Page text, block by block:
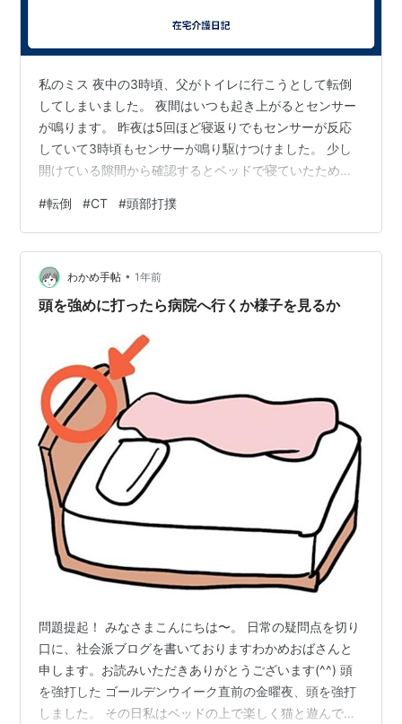
私のミス 夜中の3時頃、父がトイレに行こうとして転倒
してしまいました。 夜間はいつも起き上がるとセンサー
が鳴ります。 昨夜は5回ほど寝返りでもセンサーが反応
していて3時頃もセンサーが鳴り駆けつけました。 少し
開けている隙間から確認するとベッドで寝ていたため安
た。 見に行くと倒れた父の姿 右向きに倒れていました。
顔を見るとおでこから血が。 ゆっくりと声をかけながら
起こすと長袖のパジャマの肘あたりにも血の跡が。 その
後、母も起きてきて立ち上がれない父を支えながらどう
にか部屋のベッドに誘導。 座らせておでこと右ひじの擦
#転倒 #CT #頭部打撲
わかめ手帖 • 1年前
頭を強めに打ったら病院へ行くか様子を見るか
問題提起！ みなさまこんにちは〜。 日常の疑問点を切り
口に、社会派ブログを書いておりますわかめおばさんと
申します。お読みいただきありがとうございます(^^) 頭
を強打した ゴールデンウイーク直前の金曜夜、頭を強打
しました。 その日私はベッドの上で楽しく猫と遊んでい